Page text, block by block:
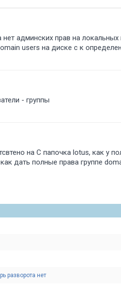
админских прав на
users на диске с к
- группы
на C папочка lotus, как у
дать полные права группе
разворота нет